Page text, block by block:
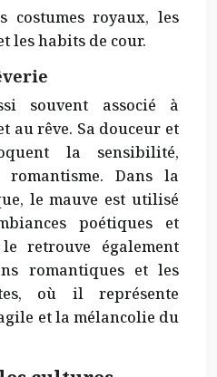
costumes royaux, les
les habits de cour.
souvent associé à
au rêve. Sa douceur et
la sensibilité,
Dans la
le mauve est utilisé
poétiques et
retrouve également
romantiques et les
où il représente
et la mélancolie du